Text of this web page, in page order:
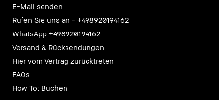
E-Mail senden
Rufen Sie uns an - +498920194162
WhatsApp +498920194162
Versand & Rücksendungen
Hier vom Vertrag zurücktreten
FAQs
How To: Buchen